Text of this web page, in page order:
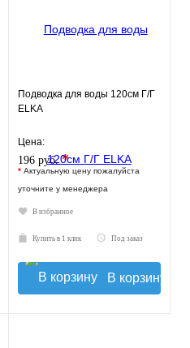
Подводка для воды 120см Г/Г
ELKA
Цена:
196 руб.*
* Актуальную цену пожалуйста
уточните у менеджера
В избранное
Купить в 1 клик Под заказ
В корзину